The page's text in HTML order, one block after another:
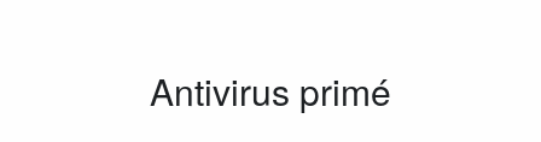
Antivirus primé